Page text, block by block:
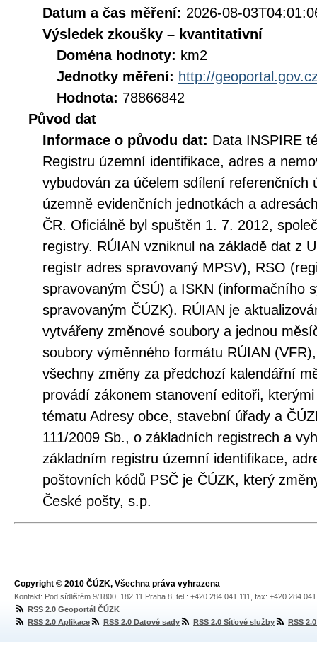
Datum a čas měření: 2026-08-
Výsledek zkoušky – kvantitativní
Doména hodnoty: km2
Jednotky měření: http://
Hodnota: 78866842
Původ dat
Informace o původu dat: Data INSPIRE
Registru územní identifikace, adres a
vybudován za účelem sdílení referenčních
územně evidenčních jednotkách a
ČR. Oficiálně byl spuštěn 1. 7. 2012,
registry. RÚIAN vzniknul na základě dat z
registr adres spravovaný MPSV), RSO
spravovaným ČSÚ) a ISKN (informačního
spravovaným ČÚZK). RÚIAN je
vytvářeny změnové soubory a jednou
soubory výměnného formátu RÚIAN
všechny změny za předchozí kalendářní
provádí zákonem stanovení editoři,
tématu Adresy obce, stavební úřady a
111/2009 Sb., o základních registrech a
základním registru územní identifikace,
poštovních kódů PSČ je ČÚZK, který
České pošty, s.p.
Copyright © 2010 ČÚZK, Všechna práva vyhrazena
Kontakt: Pod sídlištěm 9/1800, 182 11 Praha 8, tel.: +420 284 041 111, fax: +420 284
RSS 2.0 Geoportál ČÚZK
RSS 2.0 Aplikace
RSS 2.0 Datové sady RSS 2.0 Síťové služby RSS